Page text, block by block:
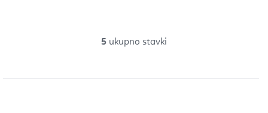
n
5 ukupno stavki